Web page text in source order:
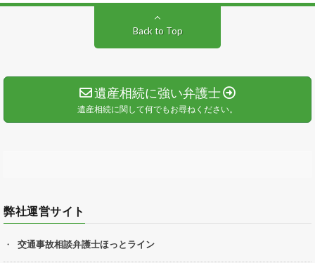
Back to Top
遺産相続に強い弁護士
遺産相続に関して何でもお尋ねください。
弊社運営サイト
交通事故相談弁護士ほっとライン